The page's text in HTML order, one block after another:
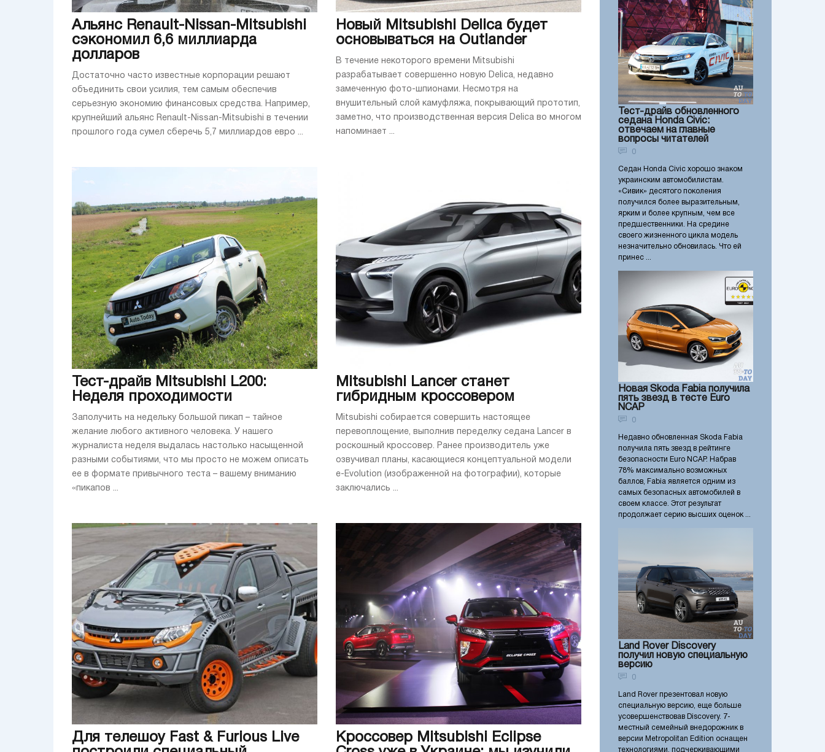
Альянс Renault-Nissan-Mitsubishi
сэкономил 6,6 миллиарда
долларов
Достаточно часто известные корпорации решают
объединить свои усилия, тем самым обеспечив
серьезную экономию финансовых средства. Например,
крупнейший альянс Renault-Nissan-Mitsubishi в течении
прошлого года сумел сберечь 5,7 миллиардов евро ...
Новый Mitsubishi Delica будет
основываться на Outlander
В течение некоторого времени Mitsubishi
разрабатывает совершенно новую Delica, недавно
замеченную фото-шпионами. Несмотря на
внушительный слой камуфляжа, покрывающий прототип,
заметно, что производственная версия Delica во многом
напоминает ...
Тест-драйв Mitsubishi L200:
Неделя проходимости
Заполучить на недельку большой пикап – тайное
желание любого активного человека. У нашего
журналиста неделя выдалась настолько насыщенной
разными событиями, что мы просто не можем описать
ее в формате привычного теста – вашему вниманию
«пикапов ...
Mitsubishi Lancer станет
гибридным кроссовером
Mitsubishi собирается совершить настоящее
перевоплощение, выполнив переделку седана Lancer в
роскошный кроссовер. Ранее производитель уже
озвучивал планы, касающиеся концептуальной модели
e-Evolution (изображенной на фотографии), которые
заключались ...
Для телешоу Fast & Furious Live
Кроссовер Mitsubishi Eclipse
Тест-драйв обновленного
седана Honda Civic:
отвечаем на главные
вопросы читателей
0
Седан Honda Civic хорошо знаком
украинским автомобилистам.
«Сивик» десятого поколения
получился более выразительным,
ярким и более крупным, чем все
предшественники. На средине
своего жизненного цикла модель
незначительно обновилась. Что ей
принес ...
Новая Skoda Fabia получила
пять звезд в тесте Euro
NCAP
0
Недавно обновленная Skoda Fabia
получила пять звезд в рейтинге
безопасности Euro NCAP. Набрав
78% максимально возможных
баллов, Fabia является одним из
самых безопасных автомобилей в
своем классе. Этот результат
продолжает серию высших оценок ...
Land Rover Discovery
получил новую специальную
версию
0
Land Rover презентовал новую
специальную версию, еще больше
усовершенствовав Discovery. 7-
местный семейный внедорожник в
версии Metropolitan Edition оснащен
технологиями, подчеркивающими